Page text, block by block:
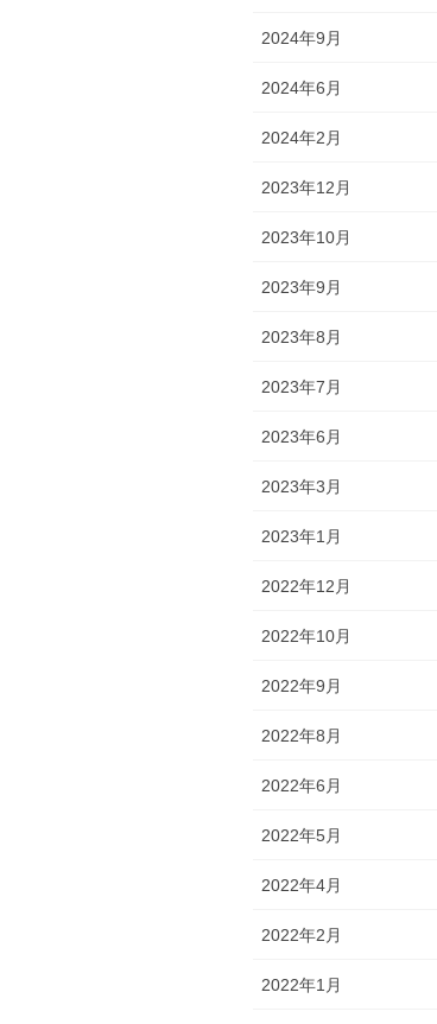
2024年9月
2024年6月
2024年2月
2023年12月
2023年10月
2023年9月
2023年8月
2023年7月
2023年6月
2023年3月
2023年1月
2022年12月
2022年10月
2022年9月
2022年8月
2022年6月
2022年5月
2022年4月
2022年2月
2022年1月